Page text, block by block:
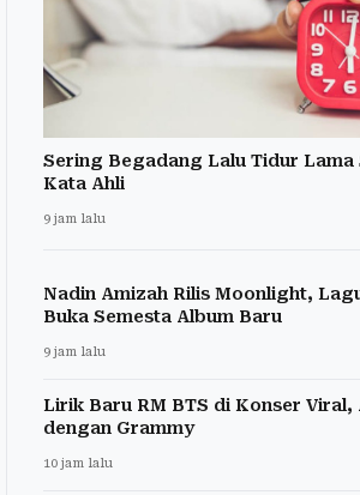
Sering Begadang Lalu Tidur
Kata Ahli
9 jam lalu
Nadin Amizah Rilis Moonlight,
Buka Semesta Album Baru
9 jam lalu
Lirik Baru RM BTS di Konser Viral,
dengan Grammy
10 jam lalu